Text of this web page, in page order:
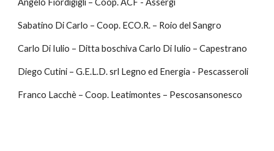
Angelo Fiordigigli – Coop. ACF - Assergi
Sabatino Di Carlo – Coop. ECO.R. – Roio del Sangro
Carlo Di Iulio – Ditta boschiva Carlo Di Iulio – Capestrano
Diego Cutini – G.E.L.D. srl Legno ed Energia - Pescasseroli
Franco Lacchè – Coop. Leatimontes – Pescosansonesco